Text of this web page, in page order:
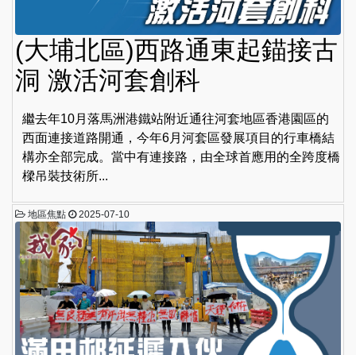
(大埔北區)西路通東起錨接古
洞 激活河套創科
繼去年10月落馬洲港鐵站附近通往河套地區香港園區的
西面連接道路開通，今年6月河套區發展項目的行車橋結
構亦全部完成。當中有連接路，由全球首應用的全跨度橋
樑吊裝技術所...
地區焦點 2025-07-10